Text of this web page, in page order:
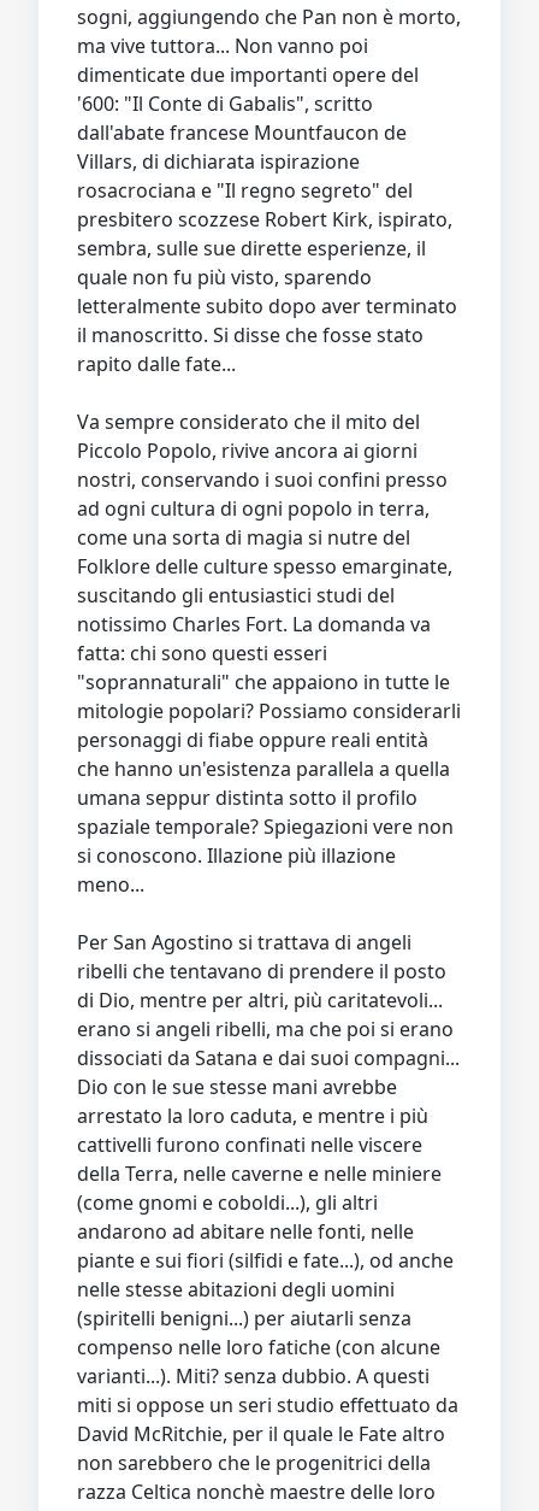
sogni, aggiungendo che Pan non è morto,
ma vive tuttora... Non vanno poi
dimenticate due importanti opere del
'600: "Il Conte di Gabalis", scritto
dall'abate francese Mountfaucon de
Villars, di dichiarata ispirazione
rosacrociana e "Il regno segreto" del
presbitero scozzese Robert Kirk, ispirato,
sembra, sulle sue dirette esperienze, il
quale non fu più visto, sparendo
letteralmente subito dopo aver terminato
il manoscritto. Si disse che fosse stato
rapito dalle fate...
Va sempre considerato che il mito del
Piccolo Popolo, rivive ancora ai giorni
nostri, conservando i suoi confini presso
ad ogni cultura di ogni popolo in terra,
come una sorta di magia si nutre del
Folklore delle culture spesso emarginate,
suscitando gli entusiastici studi del
notissimo Charles Fort. La domanda va
fatta: chi sono questi esseri
"soprannaturali" che appaiono in tutte le
mitologie popolari? Possiamo considerarli
personaggi di fiabe oppure reali entità
che hanno un'esistenza parallela a quella
umana seppur distinta sotto il profilo
spaziale temporale? Spiegazioni vere non
si conoscono. Illazione più illazione
meno...
Per San Agostino si trattava di angeli
ribelli che tentavano di prendere il posto
di Dio, mentre per altri, più caritatevoli...
erano si angeli ribelli, ma che poi si erano
dissociati da Satana e dai suoi compagni...
Dio con le sue stesse mani avrebbe
arrestato la loro caduta, e mentre i più
cattivelli furono confinati nelle viscere
della Terra, nelle caverne e nelle miniere
(come gnomi e coboldi...), gli altri
andarono ad abitare nelle fonti, nelle
piante e sui fiori (silfidi e fate...), od anche
nelle stesse abitazioni degli uomini
(spiritelli benigni...) per aiutarli senza
compenso nelle loro fatiche (con alcune
varianti...). Miti? senza dubbio. A questi
miti si oppose un seri studio effettuato da
David McRitchie, per il quale le Fate altro
non sarebbero che le progenitrici della
razza Celtica nonchè maestre delle loro